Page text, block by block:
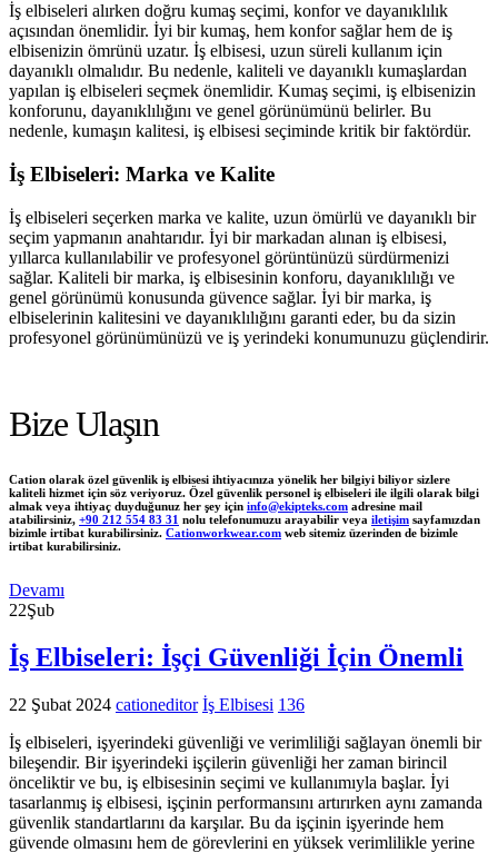
İş elbiseleri alırken doğru kumaş seçimi, konfor ve dayanıklılık
açısından önemlidir. İyi bir kumaş, hem konfor sağlar hem de iş
elbisenizin ömrünü uzatır. İş elbisesi, uzun süreli kullanım için
dayanıklı olmalıdır. Bu nedenle, kaliteli ve dayanıklı kumaşlardan
yapılan iş elbiseleri seçmek önemlidir. Kumaş seçimi, iş elbisenizin
konforunu, dayanıklılığını ve genel görünümünü belirler. Bu
nedenle, kumaşın kalitesi, iş elbisesi seçiminde kritik bir faktördür.
İş Elbiseleri: Marka ve Kalite
İş elbiseleri seçerken marka ve kalite, uzun ömürlü ve dayanıklı bir
seçim yapmanın anahtarıdır. İyi bir markadan alınan iş elbisesi,
yıllarca kullanılabilir ve profesyonel görüntünüzü sürdürmenizi
sağlar. Kaliteli bir marka, iş elbisesinin konforu, dayanıklılığı ve
genel görünümü konusunda güvence sağlar. İyi bir marka, iş
elbiselerinin kalitesini ve dayanıklılığını garanti eder, bu da sizin
profesyonel görünümünüzü ve iş yerindeki konumunuzu güçlendirir.
Bize Ulaşın
Cation olarak özel güvenlik iş elbisesi ihtiyacınıza yönelik her bilgiyi biliyor sizlere
kaliteli hizmet için söz veriyoruz. Özel güvenlik personel iş elbiseleri ile ilgili olarak bilgi
almak veya ihtiyaç duyduğunuz her şey için info@ekipteks.com adresine mail
atabilirsiniz, +90 212 554 83 31 nolu telefonumuzu arayabilir veya iletişim sayfamızdan
bizimle irtibat kurabilirsiniz. Cationworkwear.com web sitemiz üzerinden de bizimle
irtibat kurabilirsiniz.
Devamı
22Şub
İş Elbiseleri: İşçi Güvenliği İçin Önemli
22 Şubat 2024 cationeditor İş Elbisesi 136
İş elbiseleri, işyerindeki güvenliği ve verimliliği sağlayan önemli bir
bileşendir. Bir işyerindeki işçilerin güvenliği her zaman birincil
önceliktir ve bu, iş elbisesinin seçimi ve kullanımıyla başlar. İyi
tasarlanmış iş elbisesi, işçinin performansını artırırken aynı zamanda
güvenlik standartlarını da karşılar. Bu da işçinin işyerinde hem
güvende olmasını hem de görevlerini en yüksek verimlilikle yerine